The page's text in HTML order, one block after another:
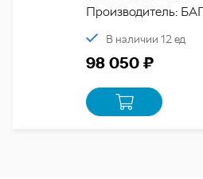
Производитель:
В наличии 12 ед
98 050 ₽